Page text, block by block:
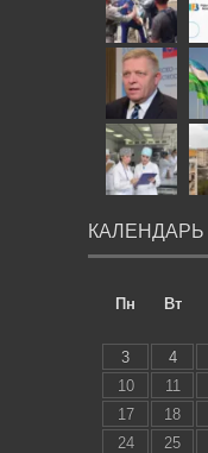
КАЛЕНДАРЬ
Пн
Вт
3
4
10
11
17
18
24
25